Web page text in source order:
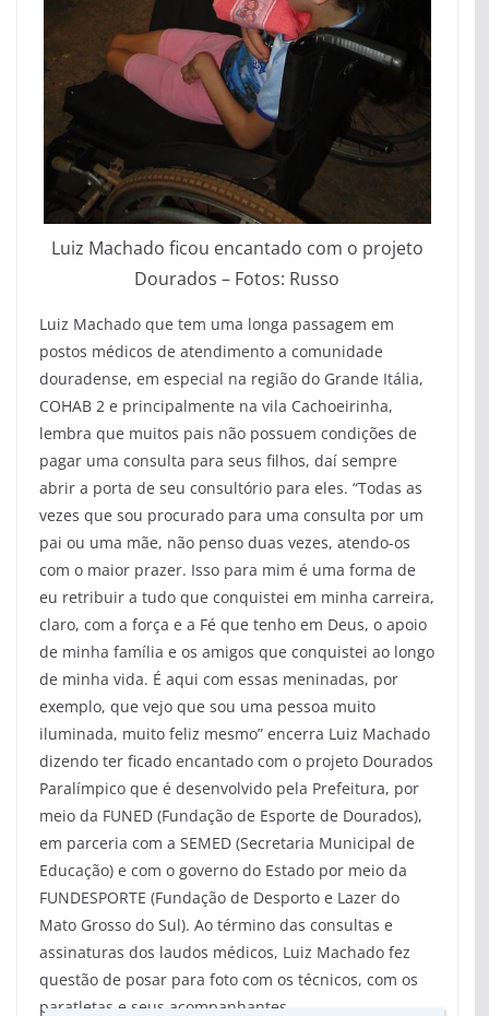
Luiz Machado ficou encantado com o projeto
Dourados – Fotos: Russo
Luiz Machado que tem uma longa passagem em
postos médicos de atendimento a comunidade
douradense, em especial na região do Grande Itália,
COHAB 2 e principalmente na vila Cachoeirinha,
lembra que muitos pais não possuem condições de
pagar uma consulta para seus filhos, daí sempre
abrir a porta de seu consultório para eles. “Todas as
vezes que sou procurado para uma consulta por um
pai ou uma mãe, não penso duas vezes, atendo-os
com o maior prazer. Isso para mim é uma forma de
eu retribuir a tudo que conquistei em minha carreira,
claro, com a força e a Fé que tenho em Deus, o apoio
de minha família e os amigos que conquistei ao longo
de minha vida. É aqui com essas meninadas, por
exemplo, que vejo que sou uma pessoa muito
iluminada, muito feliz mesmo” encerra Luiz Machado
dizendo ter ficado encantado com o projeto Dourados
Paralímpico que é desenvolvido pela Prefeitura, por
meio da FUNED (Fundação de Esporte de Dourados),
em parceria com a SEMED (Secretaria Municipal de
Educação) e com o governo do Estado por meio da
FUNDESPORTE (Fundação de Desporto e Lazer do
Mato Grosso do Sul). Ao término das consultas e
assinaturas dos laudos médicos, Luiz Machado fez
questão de posar para foto com os técnicos, com os
paratletas e seus acompanhantes.